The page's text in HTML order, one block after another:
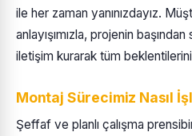
ile her zaman yanınızdayız.
anlayışımızla, projenin
iletişim kurarak tüm
Montaj Sürecimiz Nasıl
Şeffaf ve planlı çalışma